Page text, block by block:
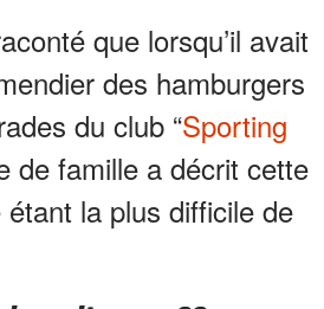
que lorsqu’il avait
des hamburgers
du club “Sporting
de famille a décrit cette
la plus difficile de